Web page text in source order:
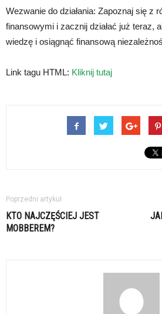
Wezwanie do działania: Zapoznaj się z
finansowymi i zacznij działać już teraz,
wiedzę i osiągnąć finansową
Link tagu HTML: Kliknij tutaj
Poprzedni artykuł
KTO NAJCZĘŚCIEJ JEST
MOBBEREM?